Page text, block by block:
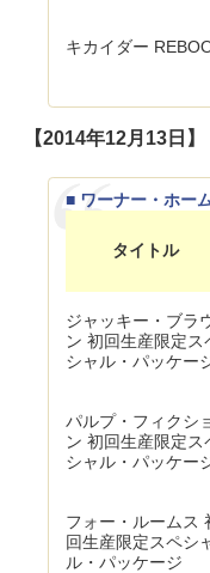
キカイダー
【2014年12月13日】
■ ワーナー・ホー
タイトル
ジャッキー・ブラ
ン 初回生産限定ス
シャル・パッケー
パルプ・フィクシ
ン 初回生産限定ス
シャル・パッケー
フォー・ルームス
回生産限定スペシ
ル・パッケージ